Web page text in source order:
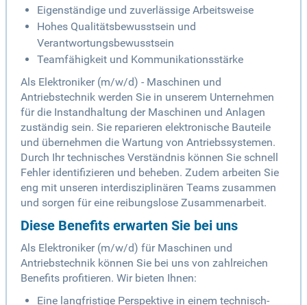
Eigenständige und zuverlässige Arbeitsweise
Hohes Qualitätsbewusstsein und
Verantwortungsbewusstsein
Teamfähigkeit und Kommunikationsstärke
Als Elektroniker (m/w/d) - Maschinen und
Antriebstechnik werden Sie in unserem Unternehmen
für die Instandhaltung der Maschinen und Anlagen
zuständig sein. Sie reparieren elektronische Bauteile
und übernehmen die Wartung von Antriebssystemen.
Durch Ihr technisches Verständnis können Sie schnell
Fehler identifizieren und beheben. Zudem arbeiten Sie
eng mit unseren interdisziplinären Teams zusammen
und sorgen für eine reibungslose Zusammenarbeit.
Diese Benefits erwarten Sie bei uns
Als Elektroniker (m/w/d) für Maschinen und
Antriebstechnik können Sie bei uns von zahlreichen
Benefits profitieren. Wir bieten Ihnen:
Eine langfristige Perspektive in einem technisch-